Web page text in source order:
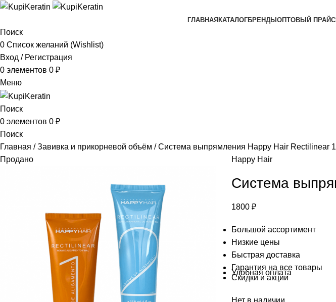
ГЛАВНАЯ КАТАЛОГБРЕНДЫ ОПТОВЫЙ ПРАЙС
Поиск
0 Список желаний (Wishlist)
Вход / Регистрация
0 элементов 0 ₽
Меню
Поиск
0 элементов 0 ₽
Поиск
Главная
Завивка и прикорневой объём Система выпрямления Happy Hair Rectilinear
Продано
Happy Hair
Система
1800 ₽
Большой ассортимент
Низкие цены
Быстрая доставка
Гарантия на все товары
Удобная оплата
Скидки и акции
Нет в наличии